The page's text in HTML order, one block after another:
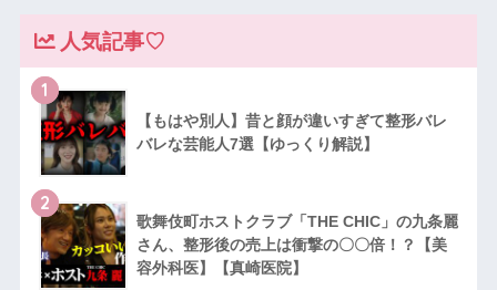
人気記事♡
1
【もはや別人】昔と顔が違いすぎて整形バレ
バレな芸能人7選【ゆっくり解説】
2
歌舞伎町ホストクラブ「THE CHIC」の九条麗
さん、整形後の売上は衝撃の〇〇倍！？【美
容外科医】【真崎医院】